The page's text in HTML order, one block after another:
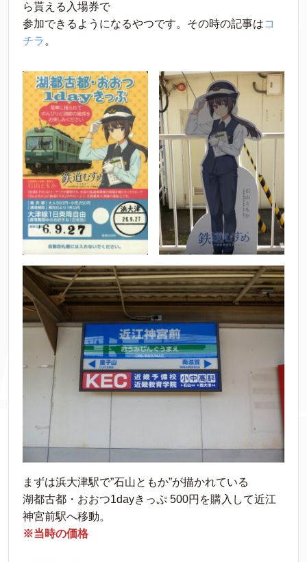
ら貰える入場券で
参加できるようになるやつです。その時の記事はコ
チラ 。
まずは浜大津駅で”石山ともか”が描かれている
湖都古都・おおつ1dayきっぷ 500円を購入して近江
神宮前駅へ移動。
※当時の価格